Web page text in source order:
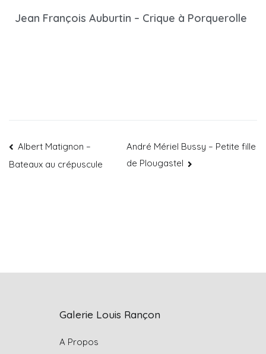
Jean François Auburtin – Crique à Porquerolle
Albert Matignon –
Bateaux au crépuscule
André Mériel Bussy – Petite fille
de Plougastel
Galerie Louis Rançon
A Propos